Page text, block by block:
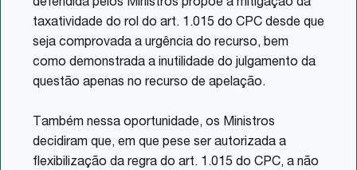
defendida pelos Ministros propõe a mitigação da
taxatividade do rol do art. 1.015 do CPC desde que
seja comprovada a urgência do recurso, bem
como demonstrada a inutilidade do julgamento da
questão apenas no recurso de apelação.
Também nessa oportunidade, os Ministros
decidiram que, em que pese ser autorizada a
flexibilização da regra do art. 1.015 do CPC, a não